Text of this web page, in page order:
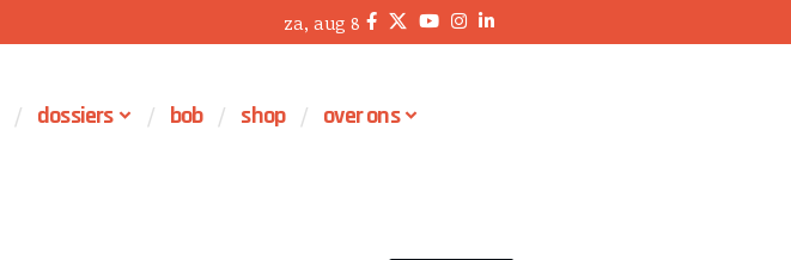
za, aug 8
dossiers bob shop over ons